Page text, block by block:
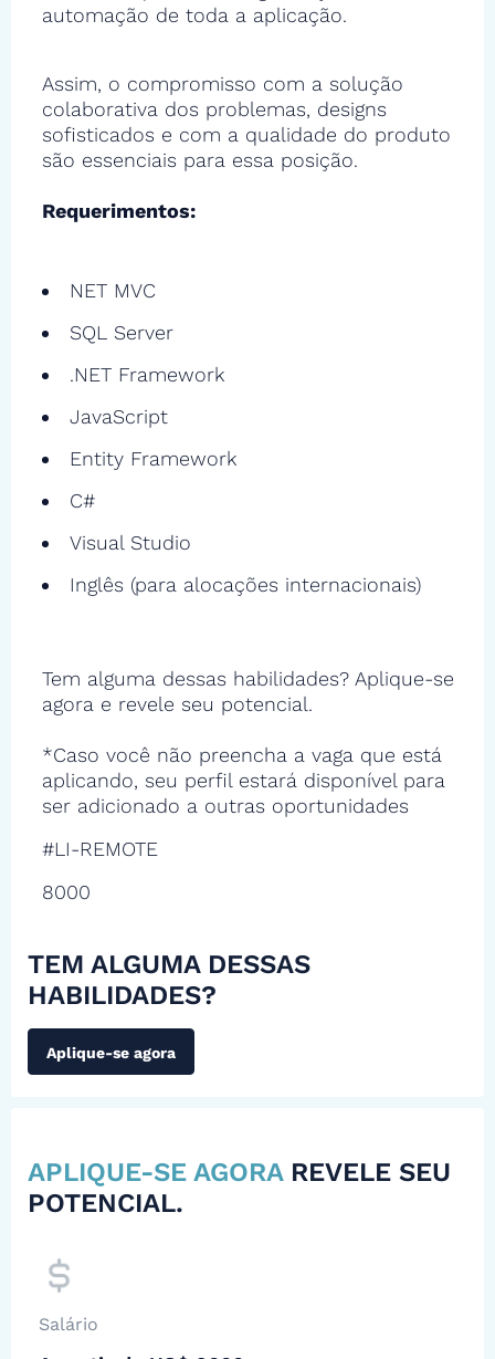
automação de toda a aplicação.
Assim, o compromisso com a solução
colaborativa dos problemas, designs
sofisticados e com a qualidade do produto
são essenciais para essa posição.
Requerimentos:
NET MVC
SQL Server
.NET Framework
JavaScript
Entity Framework
C#
Visual Studio
Inglês (para alocações internacionais)
Tem alguma dessas habilidades? Aplique-se
agora e revele seu potencial.
*Caso você não preencha a vaga que está
aplicando, seu perfil estará disponível para
ser adicionado a outras oportunidades
#LI-REMOTE
8000
TEM ALGUMA DESSAS
HABILIDADES?
Aplique-se agora
APLIQUE-SE AGORA REVELE SEU
POTENCIAL.
Salário